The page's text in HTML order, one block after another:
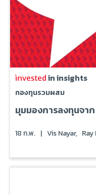
in insights
กองทุนรวมผสม
มุมมองการลงทุนจาก
18 ก.พ. | Vis Nayar, Ray